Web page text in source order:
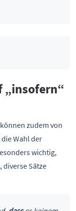
„insofern“
können zudem von
Wahl der
wichtig,
Sätze